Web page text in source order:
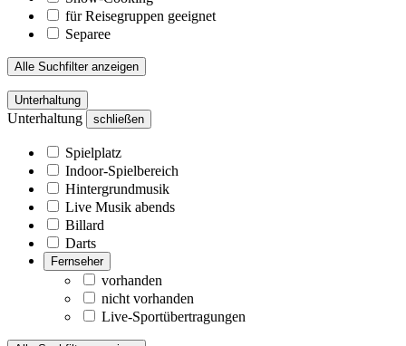
für Reisegruppen geeignet
Separee
Alle Suchfilter anzeigen
Unterhaltung
Unterhaltung schließen
Spielplatz
Indoor-Spielbereich
Hintergrundmusik
Live Musik abends
Billard
Darts
Fernseher
vorhanden
nicht vorhanden
Live-Sportübertragungen